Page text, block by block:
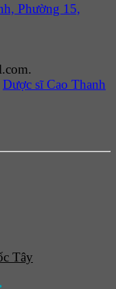
Phường 15,
Dược sĩ Cao Thanh
Tây